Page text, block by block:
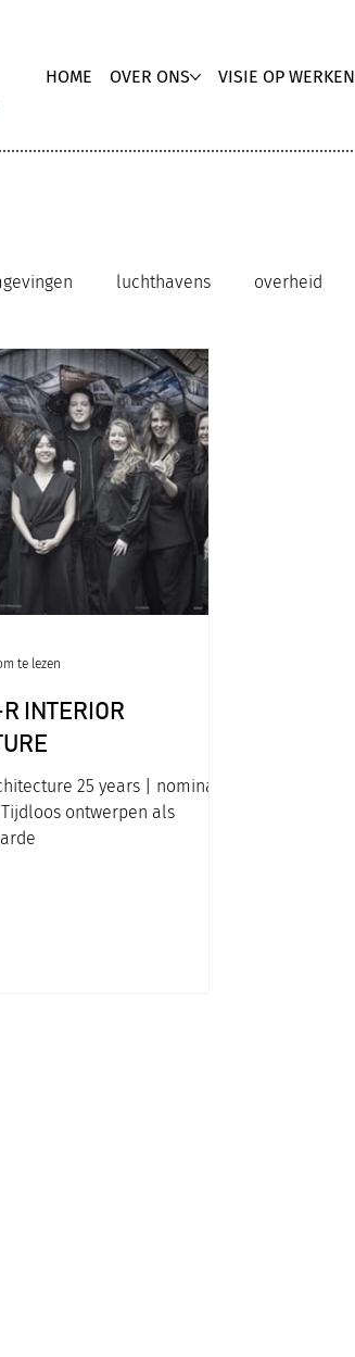
HOME OVER ONS VISIE OP WERKEN
luchthavens overheid
interior architecture
circulair gebruik
INTERIOR
25 years | nominatie
Tijdloos ontwerpen als
te lezen